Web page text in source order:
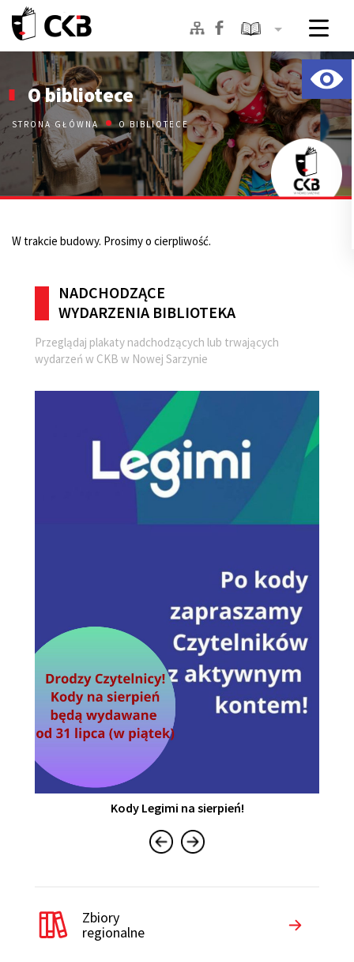
contentO bibliotece
STRONA GŁÓWNA O BIBLIOTECE
W trakcie budowy. Prosimy o cierpliwość.
NADCHODZĄCE
WYDARZENIA BIBLIOTEKA
Przeglądaj plakaty nadchodzących lub trwających
wydarzeń w CKB w Nowej Sarzynie
Kody Legimi na sierpień!
Zbiory
regionalne